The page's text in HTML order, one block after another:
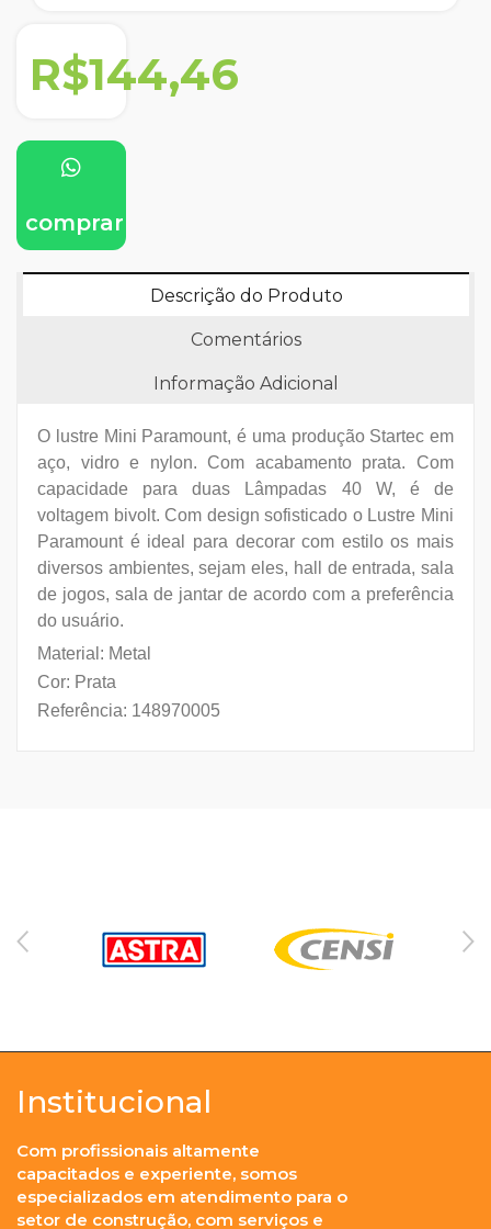
R$144,46
comprar
Descrição do Produto
Comentários
Informação Adicional
O lustre Mini Paramount, é uma produção Startec em
aço, vidro e nylon. Com acabamento prata. Com
capacidade para duas Lâmpadas 40 W, é de
voltagem bivolt. Com design sofisticado o Lustre Mini
Paramount é ideal para decorar com estilo os mais
diversos ambientes, sejam eles, hall de entrada, sala
de jogos, sala de jantar de acordo com a preferência
do usuário.
Material: Metal
Cor: Prata
Referência: 148970005
Institucional
Com profissionais altamente
capacitados e experiente, somos
especializados em atendimento para o
setor de construção, com serviços e